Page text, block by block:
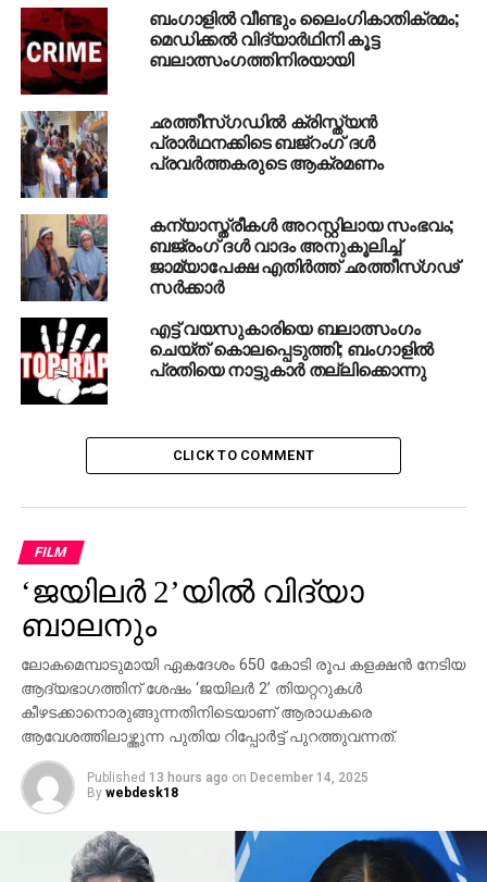
എന്നിവിടങ്ങളിലും ആയുധങ്ങളേന്തി ബജ്‌റംഗ് ദള്‍
പ്രവര്‍ത്തകര്‍ റാലി നടത്തിയതായി റിപ്പോര്‍ട്ടുണ്ട്.
സംസ്ഥാന ബി.ജെ.പി അധ്യക്ഷന്‍ ദിലീപ് ഘോഷ്
പശ്ചിമ മിഡ്‌നാപൂരില്‍ വാളുമേന്തിയാണ് റാലിയില്‍
പങ്കെടുത്തത്. ദേശീയ സെക്രട്ടറി രാഹുല്‍ സിന്‍ഹയും
വാളേന്തിയാണ് റാലിയില്‍ പങ്കെടുത്തത്. വനിതാ വിഭാഗം
അധ്യക്ഷ ലോക്കറ്റ് ചാറ്റര്‍ജി ത്രിശൂലമേന്തിയും
റാലിയില്‍ പങ്കെടുത്തിട്ടുണ്ട്.
RELATED TOPICS: BAJRANG DAL BENGAL
RSS ATTACK
WESTBENGAL
UP NEXT
യു.പിയില്‍ ഗുണ്ടാവേട്ട; രണ്ട്
കൊടുംകുറ്റവാളികള്‍ കൊല്ലപ്പെട്ടു
DON'T MISS
സംഘ്പരിവാറെന്ന് രാഹുല്‍
ബംഗാളില്‍ വീണ്ടും ലൈംഗികാതിക്രമം;
മെഡിക്കല്‍ വിദ്യാര്‍ഥിനി കൂട്ട
ബലാത്സംഗത്തിനിരയായി
ഛത്തീസ്ഗഡില്‍ ക്രിസ്ത്യന്‍
പ്രാര്‍ഥനക്കിടെ ബജ്‌റംഗ് ദള്‍
പ്രവര്‍ത്തകരുടെ ആക്രമണം
കന്യാസ്ത്രീകള്‍ അറസ്റ്റിലായ സംഭവം;
ബജ്‌രംഗ് ദള്‍ വാദം അനുകൂലിച്ച്
ജാമ്യാപേക്ഷ എതിര്‍ത്ത് ഛത്തീസ്ഗഢ്
സര്‍ക്കാര്‍
എട്ട് വയസുകാരിയെ ബലാത്സംഗം
ചെയ്ത് കൊലപ്പെടുത്തി; ബംഗാളിൽ
പ്രതിയെ നാട്ടുകാർ തല്ലിക്കൊന്നു
CLICK TO COMMENT
FILM
‘ജയിലര്‍ 2’യില്‍ വിദ്യാ
ബാലനും
ലോകമെമ്പാടുമായി ഏകദേശം 650 കോടി രൂപ കളക്ഷന്‍ നേടിയ
ആദ്യഭാഗത്തിന് ശേഷം ‘ജയിലര്‍ 2’ തിയറ്ററുകള്‍
കീഴടക്കാനൊരുങ്ങുന്നതിനിടെയാണ് ആരാധകരെ
ആവേശത്തിലാഴ്ത്തുന്ന പുതിയ റിപ്പോര്‍ട്ട് പുറത്തുവന്നത്.
Published 13 hours ago on December 14, 2025
By webdesk18